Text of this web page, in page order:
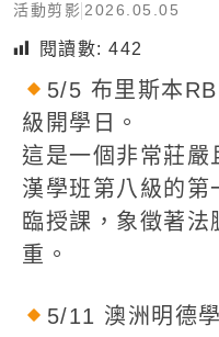
活動剪影 2026.05.05
閱讀數: 442
5/5 布里斯本
級開學日。
這是一個非常莊嚴
漢學班第八級的第
臨授課，象徵著法
重。
5/11 澳洲明德